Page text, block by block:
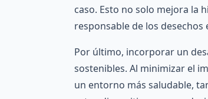
caso. Esto no solo mejora la
responsable de los desechos
Por último, incorporar un
sostenibles. Al minimizar el
un entorno más saludable,